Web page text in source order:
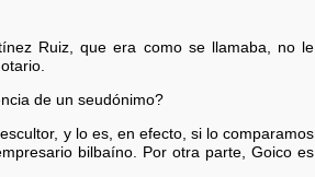
Ruiz, que era como se llamaba, no le
de un seudónimo?
y lo es, en efecto, si lo comparamos
bilbaíno. Por otra parte, Goico es